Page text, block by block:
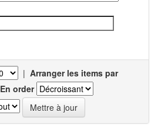
| Arranger les items par
En order